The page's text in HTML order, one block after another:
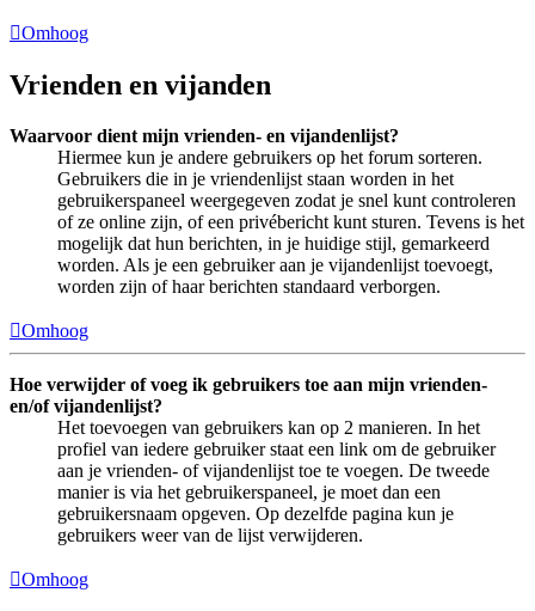
Omhoog
Vrienden en vijanden
Waarvoor dient mijn vrienden- en vijandenlijst?
Hiermee kun je andere gebruikers op het forum sorteren.
Gebruikers die in je vriendenlijst staan worden in het
gebruikerspaneel weergegeven zodat je snel kunt controleren
of ze online zijn, of een privébericht kunt sturen. Tevens is het
mogelijk dat hun berichten, in je huidige stijl, gemarkeerd
worden. Als je een gebruiker aan je vijandenlijst toevoegt,
worden zijn of haar berichten standaard verborgen.
Omhoog
Hoe verwijder of voeg ik gebruikers toe aan mijn vrienden-
en/of vijandenlijst?
Het toevoegen van gebruikers kan op 2 manieren. In het
profiel van iedere gebruiker staat een link om de gebruiker
aan je vrienden- of vijandenlijst toe te voegen. De tweede
manier is via het gebruikerspaneel, je moet dan een
gebruikersnaam opgeven. Op dezelfde pagina kun je
gebruikers weer van de lijst verwijderen.
Omhoog